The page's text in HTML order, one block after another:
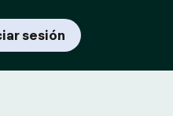
sesión